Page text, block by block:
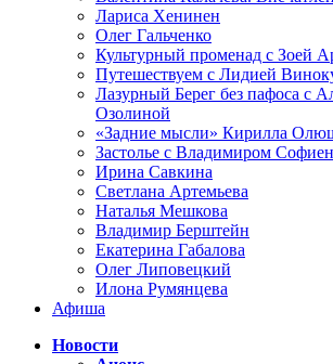
Лариса Хенинен
Олег Гальченко
Культурный променад с Зоей
Путешествуем с Лидией
Лазурный Берег без пафоса с
Озолиной
«Задние мысли» Кирилла
Застолье с Владимиром
Ирина Савкина
Светлана Артемьева
Наталья Мешкова
Владимир Берштейн
Екатерина Габалова
Олег Липовецкий
Илона Румянцева
Афиша
Новости